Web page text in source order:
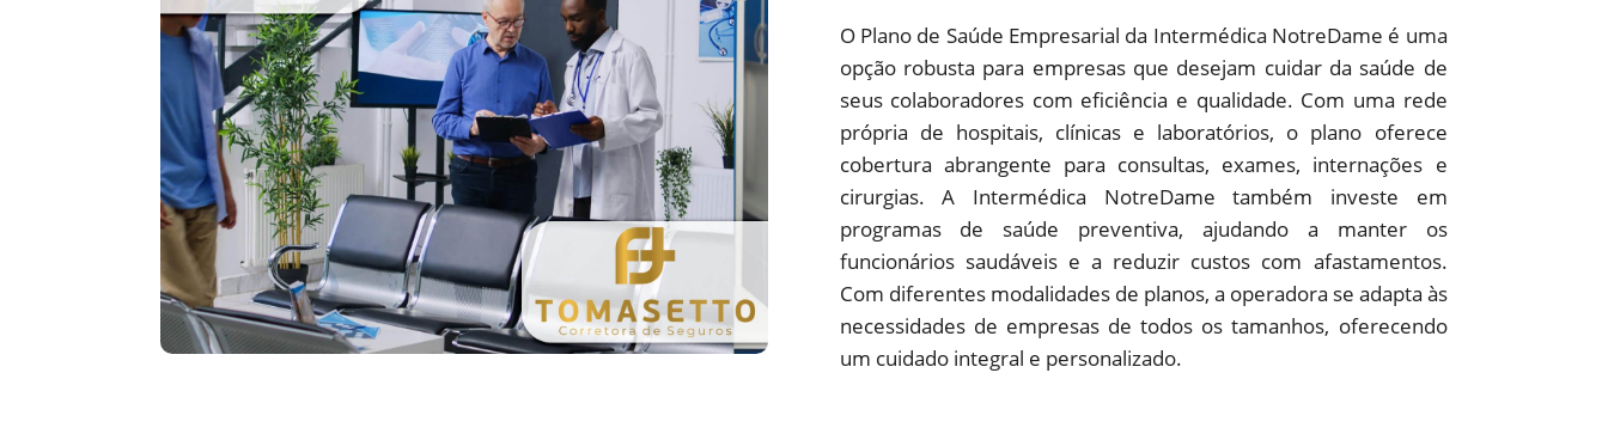
O Plano de Saúde Empresarial da Intermédica NotreDame é uma
opção robusta para empresas que desejam cuidar da saúde de
seus colaboradores com eficiência e qualidade. Com uma rede
própria de hospitais, clínicas e laboratórios, o plano oferece
cobertura abrangente para consultas, exames, internações e
cirurgias. A Intermédica NotreDame também investe em
programas de saúde preventiva, ajudando a manter os
funcionários saudáveis e a reduzir custos com afastamentos.
Com diferentes modalidades de planos, a operadora se adapta às
necessidades de empresas de todos os tamanhos, oferecendo
um cuidado integral e personalizado.